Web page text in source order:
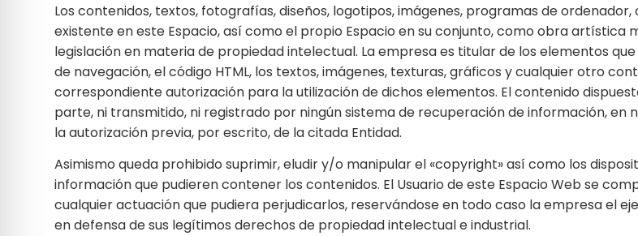
Los contenidos, textos, fotografías, diseños, logotipos, imágenes, programas de
existente en este Espacio, así como el propio Espacio en su conjunto, como obra
legislación en materia de propiedad intelectual. La empresa es titular de los elementos
de navegación, el código HTML, los textos, imágenes, texturas, gráficos y cualquier otro
correspondiente autorización para la utilización de dichos elementos. El contenido
parte, ni transmitido, ni registrado por ningún sistema de recuperación de información, en
la autorización previa, por escrito, de la citada Entidad.
Asimismo queda prohibido suprimir, eludir y/o manipular el «copyright» así como los
información que pudieren contener los contenidos. El Usuario de este Espacio Web se
cualquier actuación que pudiera perjudicarlos, reservándose en todo caso la empresa el
en defensa de sus legítimos derechos de propiedad intelectual e industrial.